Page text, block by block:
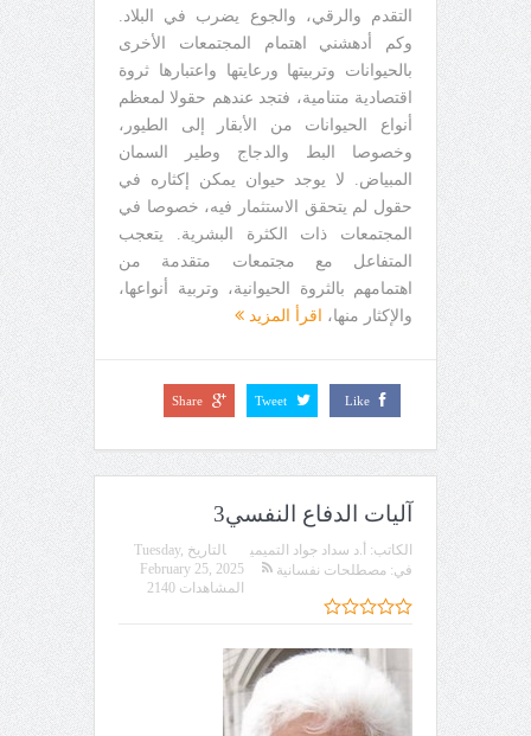
التقدم والرقي، والجوع يضرب في البلاد.
وكم أدهشني اهتمام المجتمعات الأخرى
بالحيوانات وتربيتها ورعايتها واعتبارها ثروة
اقتصادية متنامية، فتجد عندهم حقولا لمعظم
أنواع الحيوانات من الأبقار إلى الطيور،
وخصوصا البط والدجاج وطير السمان
المبياض. لا يوجد حيوان يمكن إكثاره في
حقول لم يتحقق الاستثمار فيه، خصوصا في
المجتمعات ذات الكثرة البشرية. يتعجب
المتفاعل مع مجتمعات متقدمة من
اهتمامهم بالثروة الحيوانية، وتربية أنواعها،
والإكثار منها،
اقرأ المزيد
Like
Tweet
Share
آليات الدفاع النفسي3
الكاتب: أ.د سداد جواد التميمي التاريخ Tuesday,
February 25, 2025
في: مصطلحات نفسانية
المشاهدات 2140